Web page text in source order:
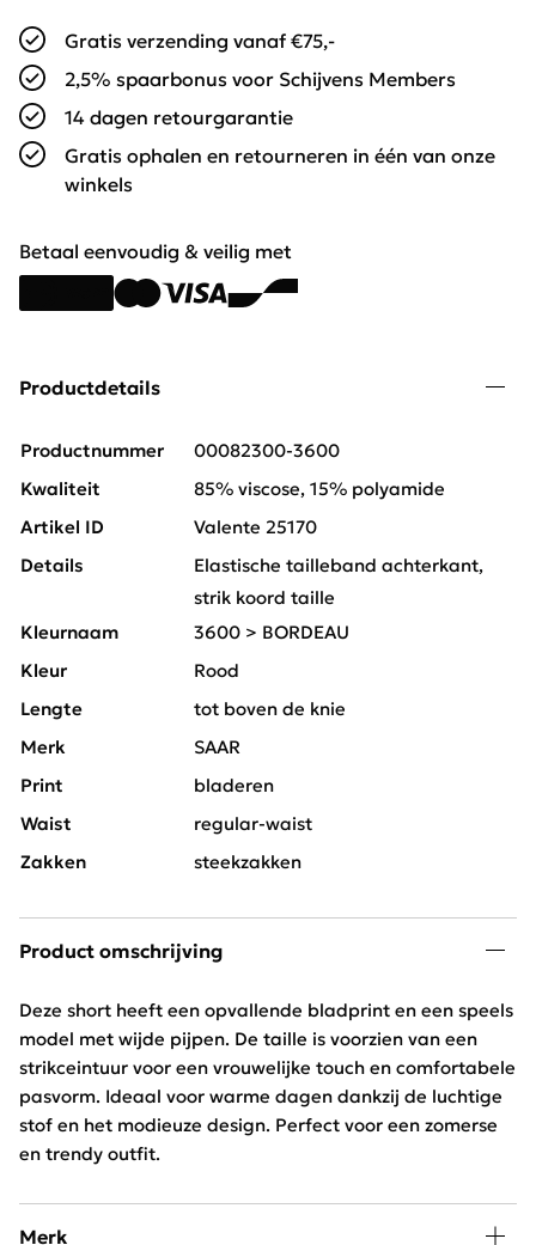
Gratis verzending vanaf €75,-
2,5% spaarbonus voor Schijvens Members
14 dagen retourgarantie
Gratis ophalen en retourneren in één van onze
winkels
Betaal eenvoudig & veilig met
Productdetails
Productnummer
00082300-3600
Kwaliteit
85% viscose, 15% polyamide
Artikel ID
Valente 25170
Details
Elastische tailleband achterkant,
strik koord taille
Kleurnaam
3600 > BORDEAU
Kleur
Rood
Lengte
tot boven de knie
Merk
SAAR
Print
bladeren
Waist
regular-waist
Zakken
steekzakken
Product omschrijving
Deze short heeft een opvallende bladprint en een speels
model met wijde pijpen. De taille is voorzien van een
strikceintuur voor een vrouwelijke touch en comfortabele
pasvorm. Ideaal voor warme dagen dankzij de luchtige
stof en het modieuze design. Perfect voor een zomerse
en trendy outfit.
Merk